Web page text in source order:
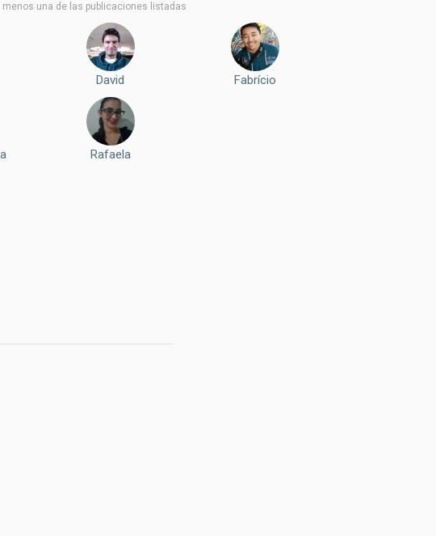
una de las publicaciones listadas
David Fabrício
Rafaela